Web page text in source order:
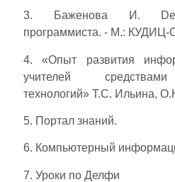
3. Баженова И.
программиста. - М.: КУДИЦ-
4. «Опыт развития
учителей
технологий» Т.С. Ильина,
5. Портал знаний.
6. Компьютерный
7. Уроки по Делфи